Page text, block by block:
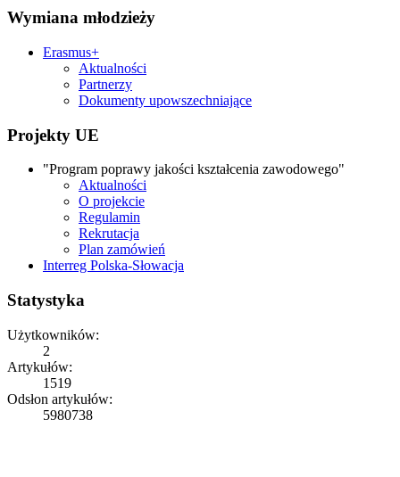
Wymiana młodzieży
Erasmus+
Aktualności
Partnerzy
Dokumenty upowszechniające
Projekty UE
"Program poprawy jakości kształcenia zawodowego"
Aktualności
O projekcie
Regulamin
Rekrutacja
Plan zamówień
Interreg Polska-Słowacja
Statystyka
Użytkowników:
2
Artykułów:
1519
Odsłon artykułów:
5980738